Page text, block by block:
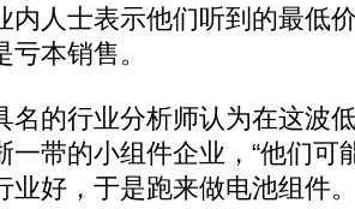
内人士表示他们听到的最低
本销售。
的行业分析师认为在这波
一带的小组件企业，“他们可
业好，于是跑来做电池组件